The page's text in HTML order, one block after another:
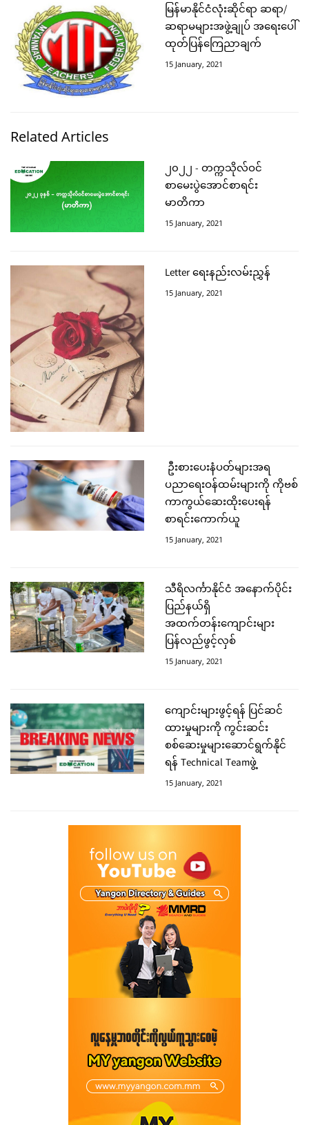
မြန်မာနိုင်ငံလုံးဆိုင်ရာ ဆရာ/
ဆရာမများအဖွဲ့ချုပ် အရေးပေါ်
ထုတ်ပြန်ကြေညာချက်
15 January, 2021
Related Articles
၂၀၂၂ - တက္ကသိုလ်ဝင်
စာမေးပွဲအောင်စာရင်း
မာတိကာ
15 January, 2021
Letter ရေးနည်းလမ်းညွှန်
15 January, 2021
ဦးစားပေးနံပတ်များအရ
ပညာရေးဝန်ထမ်းများကို ကိုဗစ်
ကာကွယ်ဆေးထိုးပေးရန်
စာရင်းကောက်ယူ
15 January, 2021
သီရိလင်္ကာနိုင်ငံ အနောက်ပိုင်း
ပြည်နယ်ရှိ
အထက်တန်းကျောင်းများ
ပြန်လည်ဖွင့်လှစ်
15 January, 2021
ကျောင်းများဖွင့်ရန် ပြင်ဆင်
ထားမှုများကို ကွင်းဆင်း
စစ်ဆေးမှုများဆောင်ရွက်နိုင်
ရန် Technical Teamဖွဲ့
15 January, 2021